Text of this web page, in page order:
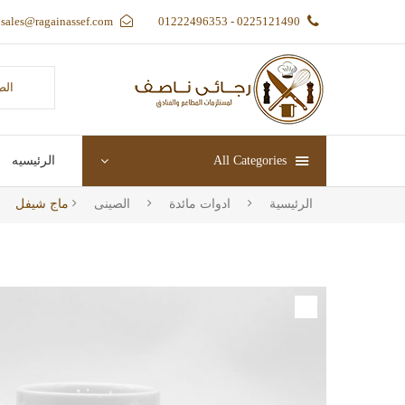
0225121490 - 01222496353
sales@ragainassef.com
الرئيسيه All Categories
الرئيسية ادوات مائدة الصينى ماج شيفل